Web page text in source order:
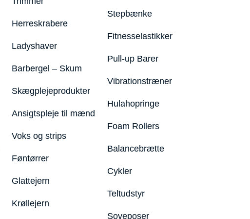
Herreskrabere
Ladyshaver
Barbergel – Skum
Skægplejeprodukter
Ansigtspleje til mænd
Voks og strips
Føntørrer
Glattejern
Krøllejern
Stepbænke
Fitnesselastikker
Pull-up Barer
Vibrationstræner
Hulahopringe
Foam Rollers
Balancebrætte
Cykler
Teltudstyr
Soveposer